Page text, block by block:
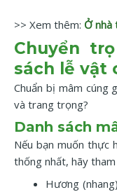
>> Xem thêm: Ở nhà
Chuyển
sách lễ vật
Chuẩn bị mâm cúng
và trang trọng?
Danh sách
Nếu bạn muốn thực
thống nhất, hãy
Hương